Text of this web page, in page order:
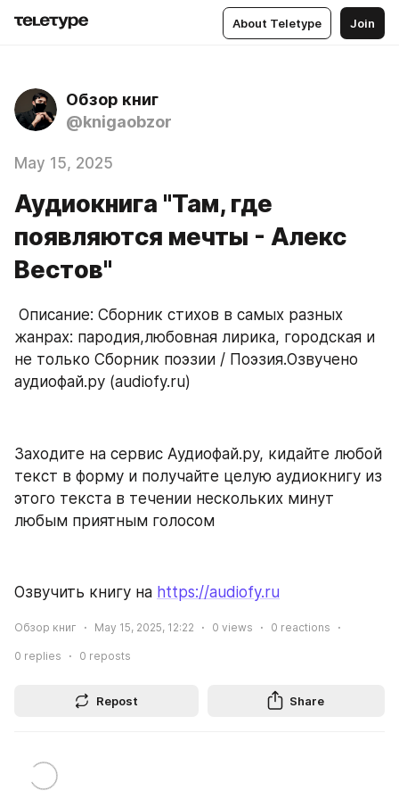
About Teletype Join
Обзор книг
@knigaobzor
May 15, 2025
Аудиокнига "Там, где
появляются мечты - Алекс
Вестов"
жанрах: пародия,любовная лирика, городская и
не только Сборник поэзии / Поэзия.Озвучено
аудиофай.ру (audiofy.ru)
Заходите на сервис Аудиофай.ру, кидайте любой
текст в форму и получайте целую аудиокнигу из
этого текста в течении нескольких минут
любым приятным голосом
Озвучить книгу на https://audiofy.ru
Обзор книг May 15, 2025, 12:22 0 views 0 reactions
0 replies 0 reposts
Repost Share